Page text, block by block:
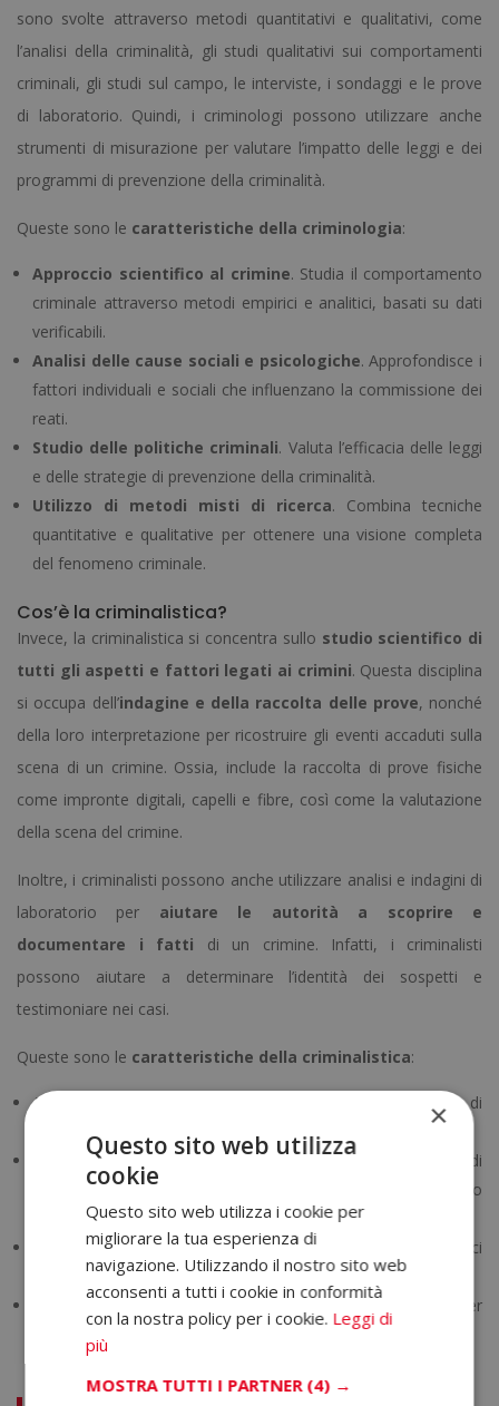
sono svolte attraverso metodi quantitativi e qualitativi, come
l’analisi della criminalità, gli studi qualitativi sui comportamenti
criminali, gli studi sul campo, le interviste, i sondaggi e le prove
di laboratorio. Quindi, i criminologi possono utilizzare anche
strumenti di misurazione per valutare l’impatto delle leggi e dei
programmi di prevenzione della criminalità.
Queste sono le caratteristiche della criminologia:
Approccio scientifico al crimine. Studia il comportamento
criminale attraverso metodi empirici e analitici, basati su dati
verificabili.
Analisi delle cause sociali e psicologiche. Approfondisce i
fattori individuali e sociali che influenzano la commissione dei
reati.
Studio delle politiche criminali. Valuta l’efficacia delle leggi
e delle strategie di prevenzione della criminalità.
Utilizzo di metodi misti di ricerca. Combina tecniche
quantitative e qualitative per ottenere una visione completa
del fenomeno criminale.
Cos’è la criminalistica?
Invece, la criminalistica si concentra sullo studio scientifico di
tutti gli aspetti e fattori legati ai crimini. Questa disciplina
si occupa dell’indagine e della raccolta delle prove, nonché
della loro interpretazione per ricostruire gli eventi accaduti sulla
scena di un crimine. Ossia, include la raccolta di prove fisiche
come impronte digitali, capelli e fibre, così come la valutazione
della scena del crimine.
Inoltre, i criminalisti possono anche utilizzare analisi e indagini di
laboratorio per aiutare le autorità a scoprire e
documentare i fatti di un crimine. Infatti, i criminalisti
possono aiutare a determinare l’identità dei sospetti e
testimoniare nei casi.
Queste sono le caratteristiche della criminalistica:
Analisi delle prove materiali
. Si concentra sullo studio di
Ricostruzione della scena del crimine
. Permette di
comprendere la dinamica degli eventi attraverso
l’interpretazione delle evidenze.
Uso di tecniche di laboratorio. Applica strumenti scientifici
avanzati per analizzare le prove raccolte.
Supporto alle indagini giudiziarie . Fornisce risultati utili per
identificare sospetti e supportare i procedimenti legali.
×
Questo sito web utilizza
cookie
Questo sito web utilizza i cookie per
migliorare la tua esperienza di
navigazione. Utilizzando il nostro sito web
acconsenti a tutti i cookie in conformità
con la nostra policy per i cookie. Leggi di
più
MOSTRA TUTTI I PARTNER (4) →